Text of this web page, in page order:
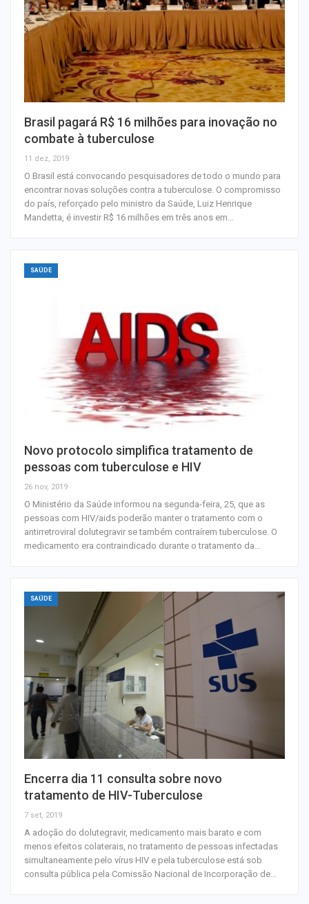
Brasil pagará R$ 16 milhões para inovação no
combate à tuberculose
11 dez, 2019
O Brasil está convocando pesquisadores de todo o mundo para
encontrar novas soluções contra a tuberculose. O compromisso
do país, reforçado pelo ministro da Saúde, Luiz Henrique
Mandetta, é investir R$ 16 milhões em três anos em…
SAÚDE
Novo protocolo simplifica tratamento de
pessoas com tuberculose e HIV
26 nov, 2019
O Ministério da Saúde informou na segunda-feira, 25, que as
pessoas com HIV/aids poderão manter o tratamento com o
antirretroviral dolutegravir se também contraírem tuberculose. O
medicamento era contraindicado durante o tratamento da…
SAÚDE
Encerra dia 11 consulta sobre novo
tratamento de HIV-Tuberculose
7 set, 2019
A adoção do dolutegravir, medicamento mais barato e com
menos efeitos colaterais, no tratamento de pessoas infectadas
simultaneamente pelo vírus HIV e pela tuberculose está sob
consulta pública pela Comissão Nacional de Incorporação de…